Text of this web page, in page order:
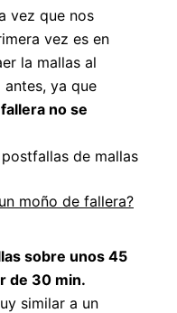
vez que nos
vez es en
la mallas al
antes, ya que
no se
de mallas
moño de fallera?
sobre unos 45
de 30 min.
similar a un